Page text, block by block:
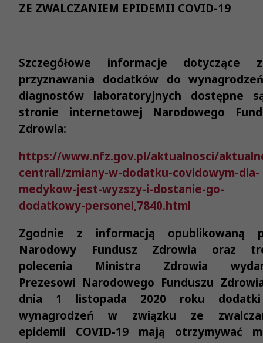
ZE ZWALCZANIEM EPIDEMII COVID-19
Szczegółowe informacje dotyczące
przyznawania dodatków do
diagnostów laboratoryjnych dostępne
stronie internetowej Narodowego
Zdrowia:
https://www.nfz.gov.pl/aktualnosci/
centrali/zmiany-w-dodatku-covidowym-dla-
medykow-jest-wyzszy-i-dostanie-go-
dodatkowy-personel,7840.html
Zgodnie z informacją opublikowaną
Narodowy Fundusz Zdrowia oraz
polecenia Ministra Zdrowia
Prezesowi Narodowego Funduszu
dnia 1 listopada 2020 roku
wynagrodzeń
w związku ze
epidemii COVID-19 mają otrzymywać